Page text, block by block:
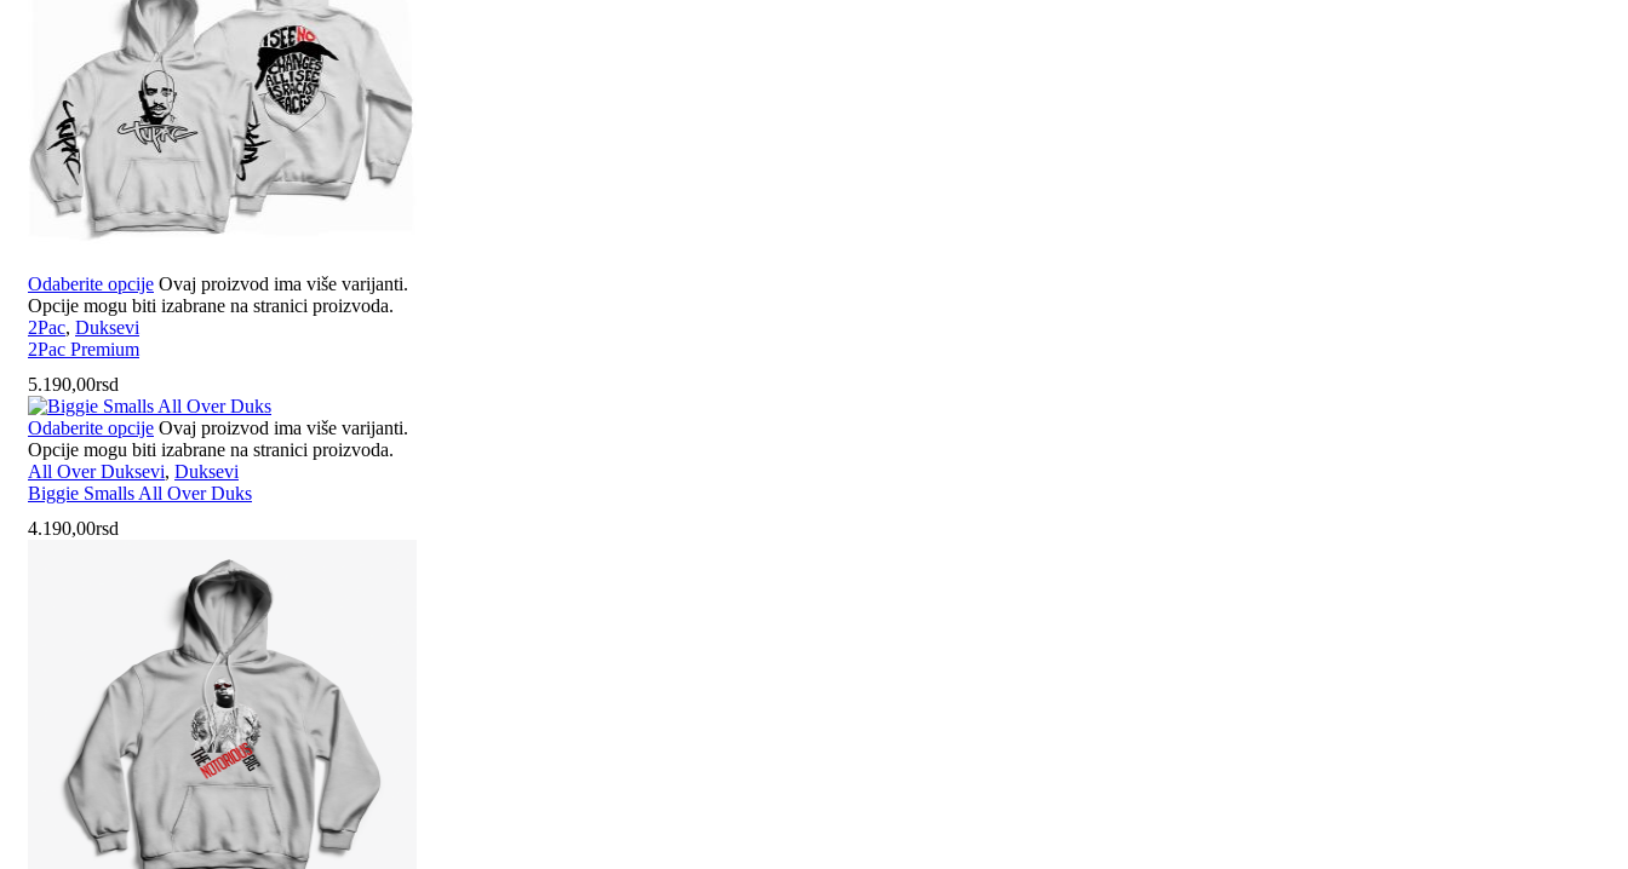
Odaberite opcije Ovaj proizvod ima više varijanti.
Opcije mogu biti izabrane na stranici proizvoda.
2Pac, Duksevi
2Pac Premium
5.190,00rsd
Odaberite opcije Ovaj proizvod ima više varijanti.
Opcije mogu biti izabrane na stranici proizvoda.
All Over Duksevi, Duksevi
Biggie Smalls All Over Duks
4.190,00rsd